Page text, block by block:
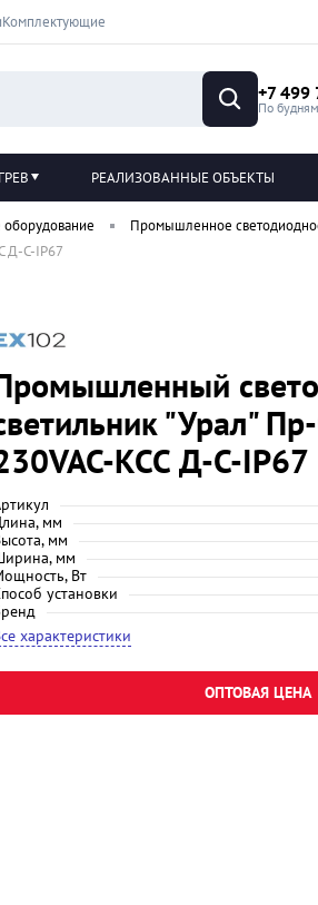
Комплектующие
+7 499
По
РЕАЛИЗОВАННЫЕ ОБЪЕКТЫ
Промышленное
Д-С-IP67
"Урал"
КСС Д-С-IP67
мм
мм
мм
Вт
установки
характеристики
ОПТОВАЯ ЦЕНА